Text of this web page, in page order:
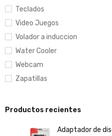
Teclados
Video Juegos
Volador a induccion
Water Cooler
Webcam
Zapatillas
Productos recientes
Adaptador de